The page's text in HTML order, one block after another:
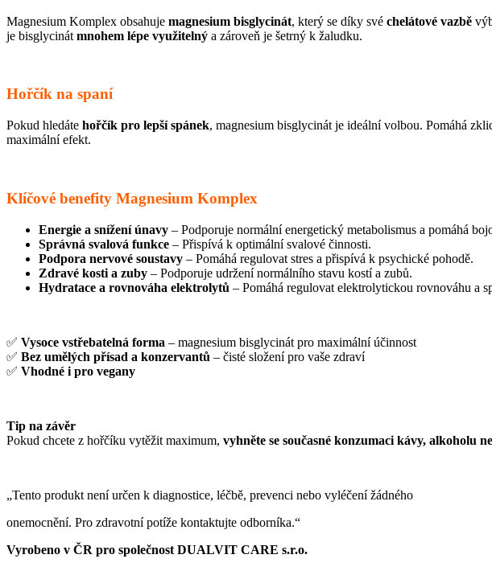
Magnesium Komplex obsahuje magnesium bisglycinát, který se díky své chelátové vazbě
je bisglycinát mnohem lépe využitelný a zároveň je šetrný k žaludku.
Hořčík na spaní
Pokud hledáte hořčík pro lepší spánek, magnesium bisglycinát je ideální volbou. Pomáhá
maximální efekt.
Klíčové benefity Magnesium Komplex
Energie a snížení únavy – Podporuje normální energetický metabolismus a pomáhá
Správná svalová funkce – Přispívá k optimální svalové činnosti.
Podpora nervové soustavy – Pomáhá regulovat stres a přispívá k psychické pohodě.
Zdravé kosti a zuby – Podporuje udržení normálního stavu kostí a zubů.
Hydratace a rovnováha elektrolytů – Pomáhá regulovat elektrolytickou rovnováhu a
✅ Vysoce vstřebatelná forma – magnesium bisglycinát pro maximální účinnost
✅ Bez umělých přísad a konzervantů – čisté složení pro vaše zdraví
✅ Vhodné i pro vegany
Tip na závěr
Pokud chcete z hořčíku vytěžit maximum, vyhněte se současné konzumaci kávy, alkoholu
„Tento produkt není určen k diagnostice, léčbě, prevenci nebo vyléčení žádného
onemocnění. Pro zdravotní potíže kontaktujte odborníka.“
Vyrobeno v ČR pro společnost DUALVIT CARE s.r.o.